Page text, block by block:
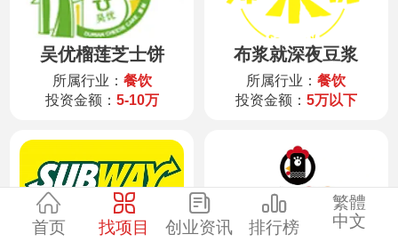
吴优榴莲芝士饼
所属行业： 餐饮
投资金额： 5-10万
布浆就深夜豆浆
所属行业：餐饮
投资金额： 5万以下
首页 找项目 创业资讯 排行榜
繁體
中文
珠宝